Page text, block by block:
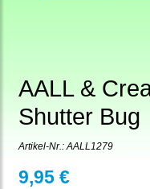
AALL &
Shutter Bug
Artikel-Nr.: AALL1279
9,95 €